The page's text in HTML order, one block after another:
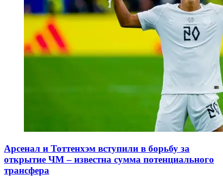
Арсенал и Тоттенхэм вступили в борьбу за
открытие ЧМ – известна сумма потенциального
трансфера